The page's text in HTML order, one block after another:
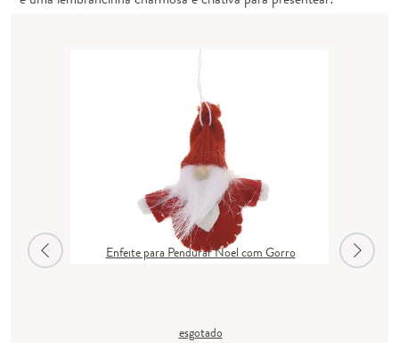
Enfeite para Pendurar Noel com Gorro
esgotado